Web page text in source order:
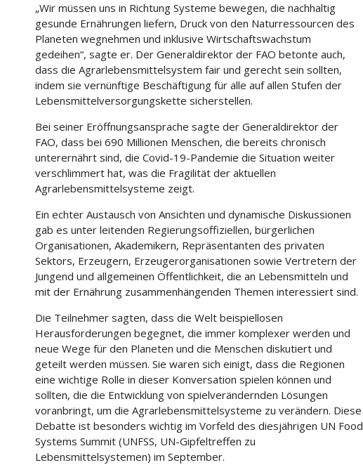
„Wir müssen uns in Richtung Systeme bewegen, die nachhaltig
gesunde Ernährungen liefern, Druck von den Naturressourcen des
Planeten wegnehmen und inklusive Wirtschaftswachstum
gedeihen“, sagte er. Der Generaldirektor der FAO betonte auch,
dass die Agrarlebensmittelsystem fair und gerecht sein sollten,
indem sie vernünftige Beschäftigung für alle auf allen Stufen der
Lebensmittelversorgungskette sicherstellen.
Bei seiner Eröffnungsansprache sagte der Generaldirektor der
FAO, dass bei 690 Millionen Menschen, die bereits chronisch
unterernährt sind, die Covid-19-Pandemie die Situation weiter
verschlimmert hat, was die Fragilität der aktuellen
Agrarlebensmittelsysteme zeigt.
Ein echter Austausch von Ansichten und dynamische Diskussionen
gab es unter leitenden Regierungsoffiziellen, bürgerlichen
Organisationen, Akademikern, Repräsentanten des privaten
Sektors, Erzeugern, Erzeugerorganisationen sowie Vertretern der
Jungend und allgemeinen Öffentlichkeit, die an Lebensmitteln und
mit der Ernährung zusammenhängenden Themen interessiert sind.
Die Teilnehmer sagten, dass die Welt beispiellosen
Herausforderungen begegnet, die immer komplexer werden und
neue Wege für den Planeten und die Menschen diskutiert und
geteilt werden müssen. Sie waren sich einigt, dass die Regionen
eine wichtige Rolle in dieser Konversation spielen können und
sollten, die die Entwicklung von spielverändernden Lösungen
voranbringt, um die Agrarlebensmittelsysteme zu verändern. Diese
Debatte ist besonders wichtig im Vorfeld des diesjährigen UN Food
Systems Summit (UNFSS, UN-Gipfeltreffen zu
Lebensmittelsystemen) im September.